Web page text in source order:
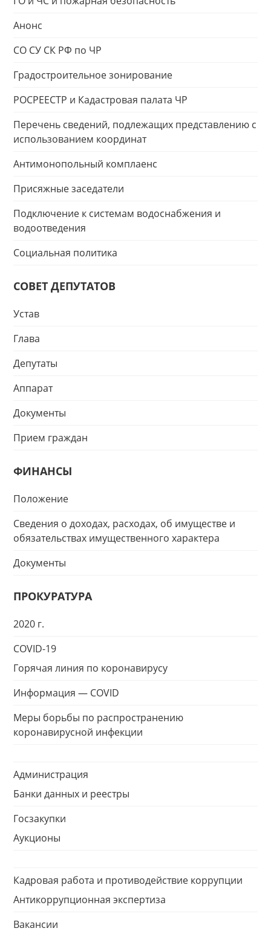
Анонс
СО СУ СК РФ по ЧР
Градостроительное зонирование
РОСРЕЕСТР и Кадастровая палата ЧР
Перечень сведений, подлежащих представлению с
использованием координат
Антимонопольный комплаенс
Присяжные заседатели
Подключение к системам водоснабжения и
водоотведения
Социальная политика
СОВЕТ ДЕПУТАТОВ
Устав
Глава
Депутаты
Аппарат
Документы
Прием граждан
ФИНАНСЫ
Положение
Сведения о доходах, расходах, об имуществе и
обязательствах имущественного характера
Документы
ПРОКУРАТУРА
2020 г.
COVID-19
Горячая линия по коронавирусу
Информация — COVID
Меры борьбы по распространению
коронавирусной инфекции
Администрация
Банки данных и реестры
Госзакупки
Аукционы
Кадровая работа и противодействие коррупции
Антикоррупционная экспертиза
Вакансии